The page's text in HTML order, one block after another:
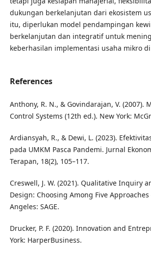
dukungan berkelanjutan dari ekosistem
itu, diperlukan model pendampingan
berkelanjutan dan integratif untuk
keberhasilan implementasi usaha mikro
References
Anthony, R. N., & Govindarajan, V. (2007).
Control Systems (12th ed.). New York:
Ardiansyah, R., & Dewi, L. (2023).
pada UMKM Pasca Pandemi. Jurnal
Terapan, 18(2), 105–117.
Creswell, J. W. (2021). Qualitative Inquiry
Design: Choosing Among Five Approaches
Angeles: SAGE.
Drucker, P. F. (2020). Innovation and
York: HarperBusiness.